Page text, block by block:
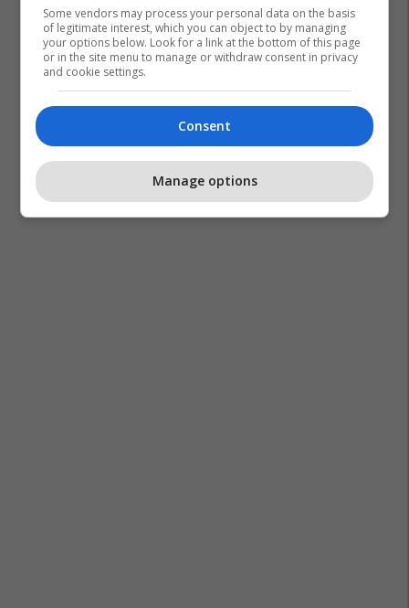
Some vendors may process your personal data on the basis
of legitimate interest, which you can object to by managing
your options below. Look for a link at the bottom of this page
or in the site menu to manage or withdraw consent in privacy
and cookie settings.
Consent
Manage options